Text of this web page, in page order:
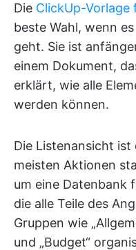
Die ClickUp-
beste Wahl, wenn
geht. Sie ist
einem Dokument,
erklärt, wie alle
werden können.
Die Listenansicht
meisten Aktionen
um eine Datenbank
die alle Teile des
Gruppen wie
und „Budget“